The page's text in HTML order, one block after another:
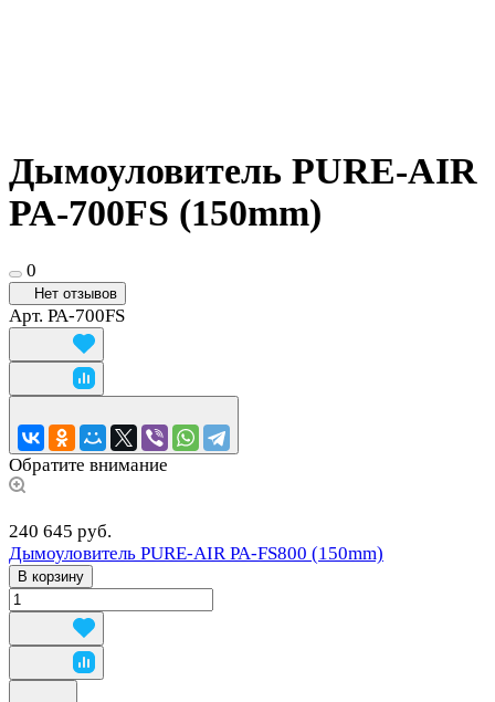
Дымоуловитель PURE-AIR
PA-700FS (150mm)
0
Нет отзывов
Арт. PA-700FS
Обратите внимание
240 645 руб.
Дымоуловитель PURE-AIR PA-FS800 (150mm)
В корзину